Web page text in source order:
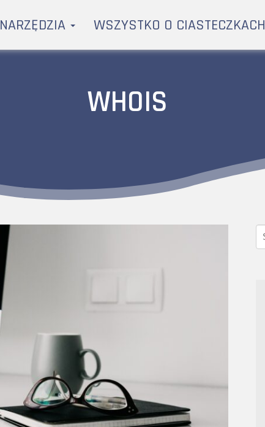
NARZĘDZIA WSZYSTKO O CIASTECZKACH
WHOIS